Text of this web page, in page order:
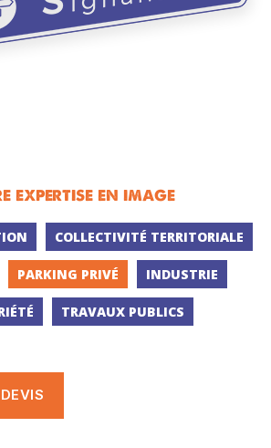
expertise en image
COLLECTIVITÉ TERRITORIALE
PARKING PRIVÉ INDUSTRIE
TRAVAUX PUBLICS